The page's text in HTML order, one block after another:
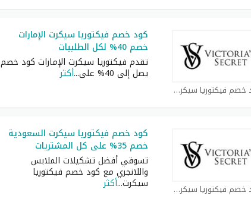
كود خصم فيكتوريا سيكرت كوبون
كود خصم فيكتوريا سيكرت الإمارات
خصم 40% لكل الطلبيات
تقدم فيكتوريا سيكرت الإمارات كود خصم
يصل إلى 40% على ...أكثر
كود خصم فيكتوريا سيكرت كوبون
كود خصم فيكتوريا سيكرت السعودية
خصم 35% على كل المشتريات
تسوقي أفضل تشكيلات الملابس
واللانجري مع كود خصم فيكتوريا
سيكرت...أكثر